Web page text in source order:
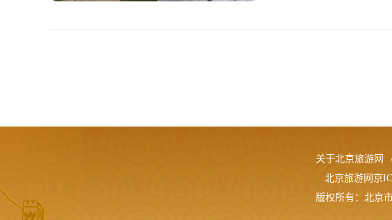
关于北京旅游网
北京旅游网京
版权所有：北京